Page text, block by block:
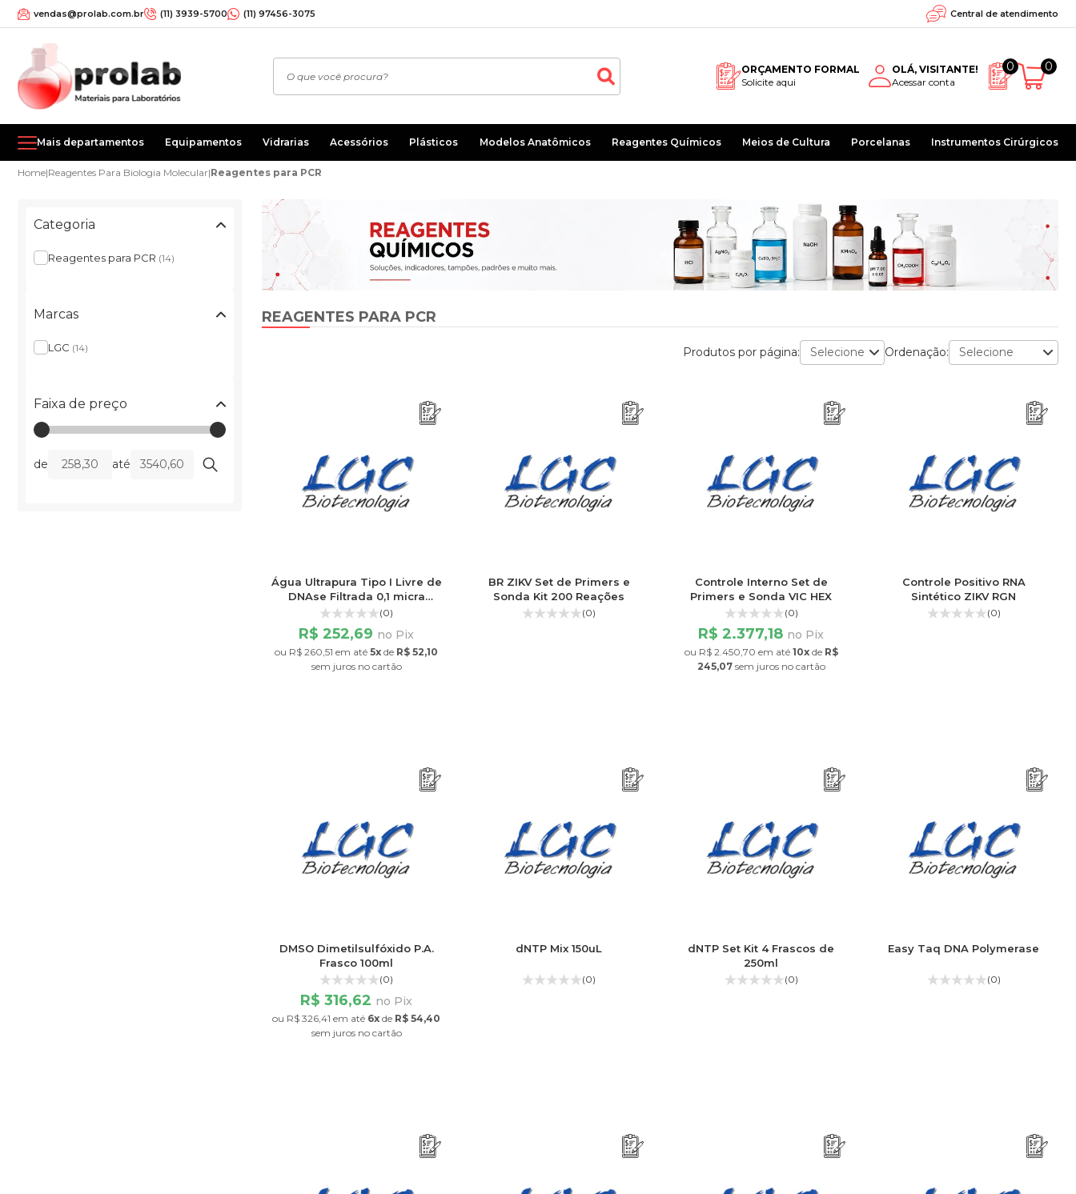
vendas@prolab.com.br (11) 3939-5700 (11) 97456-3075 Central de atendimento
ORÇAMENTO FORMAL
Solicite aqui
OLÁ, VISITANTE!
Acessar conta
0 0
Mais departamentos Equipamentos Vidrarias Acessórios Plásticos Modelos Anatômicos Reagentes Químicos Meios de Cultura Porcelanas Instrumentos Cirúrgicos
Home|Reagentes Para Biologia Molecular|Reagentes para PCR
Categoria
Reagentes para PCR (14)
Marcas
LGC (14)
Faixa de preço
de até
REAGENTES PARA PCR
Produtos por página: Ordenação:
Água Ultrapura Tipo I Livre de
DNAse Filtrada 0,1 micra
Frasco 500ml
(0)
R$ 252,69 no Pix
ou R$ 260,51 em até5x de R$ 52,10
sem jurosno cartão
BR ZIKV Set de Primers e
Sonda Kit 200 Reações
(0)
Controle Interno Set de
Primers e Sonda VIC HEX
(0)
R$ 2.377,18 no Pix
ou R$ 2.450,70 em até 10xde R$
245,07 sem jurosno cartão
Controle Positivo RNA
Sintético ZIKV RGN
(0)
DMSO Dimetilsulfóxido P.A.
Frasco 100ml
(0)
R$ 316,62 no Pix
ou R$ 326,41 em até 6x de R$ 54,40
sem jurosno cartão
dNTP Mix 150uL
(0)
dNTP Set Kit 4 Frascos de
250ml
(0)
Easy Taq DNA Polymerase
(0)